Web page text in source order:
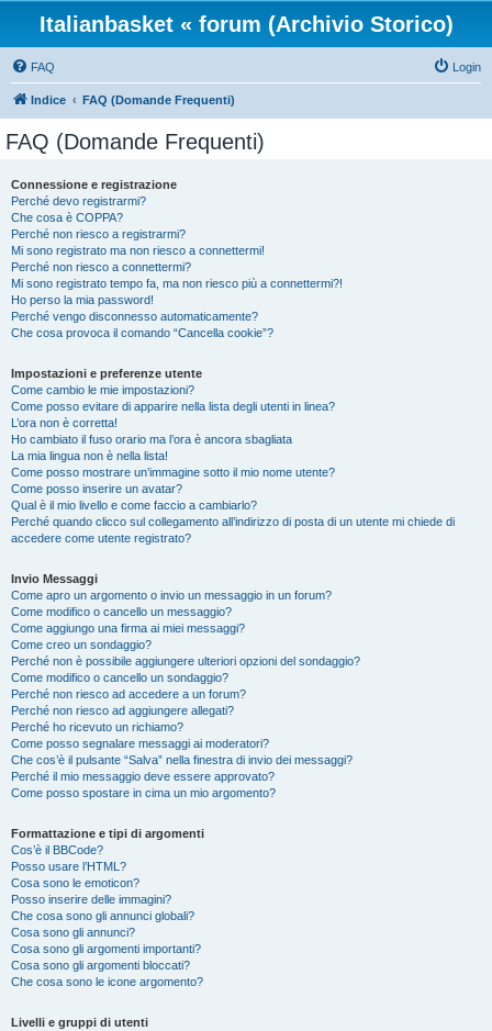
Italianbasket « forum (Archivio Storico)
FAQ Login
Indice FAQ (Domande Frequenti)
FAQ (Domande Frequenti)
Connessione e registrazione
Perché devo registrarmi?
Che cosa è COPPA?
Perché non riesco a registrarmi?
Mi sono registrato ma non riesco a connettermi!
Perché non riesco a connettermi?
Mi sono registrato tempo fa, ma non riesco più a connettermi?!
Ho perso la mia password!
Perché vengo disconnesso automaticamente?
Che cosa provoca il comando “Cancella cookie”?
Impostazioni e preferenze utente
Come cambio le mie impostazioni?
Come posso evitare di apparire nella lista degli utenti in linea?
L’ora non è corretta!
Ho cambiato il fuso orario ma l’ora è ancora sbagliata
La mia lingua non è nella lista!
Come posso mostrare un’immagine sotto il mio nome utente?
Come posso inserire un avatar?
Qual è il mio livello e come faccio a cambiarlo?
Perché quando clicco sul collegamento all’indirizzo di posta di un utente mi chiede di
accedere come utente registrato?
Invio Messaggi
Come apro un argomento o invio un messaggio in un forum?
Come modifico o cancello un messaggio?
Come aggiungo una firma ai miei messaggi?
Come creo un sondaggio?
Perché non è possibile aggiungere ulteriori opzioni del sondaggio?
Come modifico o cancello un sondaggio?
Perché non riesco ad accedere a un forum?
Perché non riesco ad aggiungere allegati?
Perché ho ricevuto un richiamo?
Come posso segnalare messaggi ai moderatori?
Che cos’è il pulsante “Salva” nella finestra di invio dei messaggi?
Perché il mio messaggio deve essere approvato?
Come posso spostare in cima un mio argomento?
Formattazione e tipi di argomenti
Cos’è il BBCode?
Posso usare l’HTML?
Cosa sono le emoticon?
Posso inserire delle immagini?
Che cosa sono gli annunci globali?
Cosa sono gli annunci?
Cosa sono gli argomenti importanti?
Cosa sono gli argomenti bloccati?
Che cosa sono le icone argomento?
Livelli e gruppi di utenti